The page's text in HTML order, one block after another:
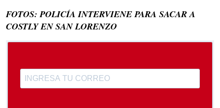
FOTOS: POLICÍA INTERVIENE PARA SACAR A
COSTLY EN SAN LORENZO